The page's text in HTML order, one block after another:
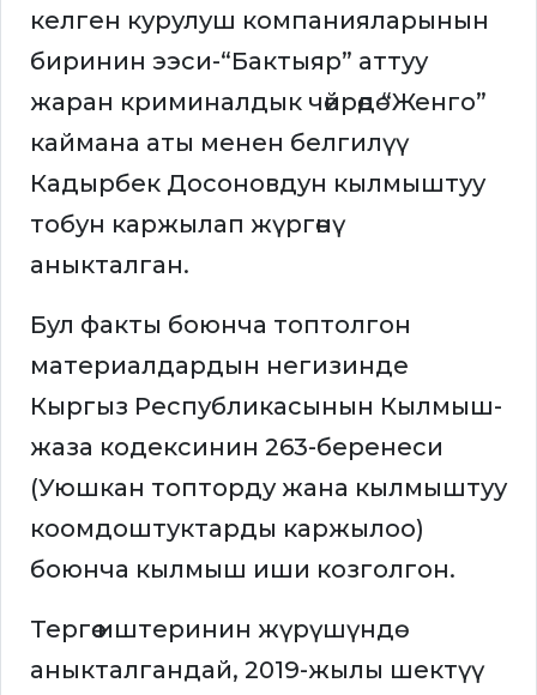
келген курулуш компанияларынын
биринин ээси-“Бактыяр” аттуу
жаран криминалдык чөйрөдө “Женго”
каймана аты менен белгилүү
Кадырбек Досоновдун кылмыштуу
тобун каржылап жүргөнү
аныкталган.
Бул факты боюнча топтолгон
материалдардын негизинде
Кыргыз Республикасынын Кылмыш-
жаза кодексинин 263-беренеси
(Уюшкан топторду жана кылмыштуу
коомдоштуктарды каржылоо)
боюнча кылмыш иши козголгон.
Тергөө иштеринин жүрүшүндө
аныкталгандай, 2019-жылы шектүү